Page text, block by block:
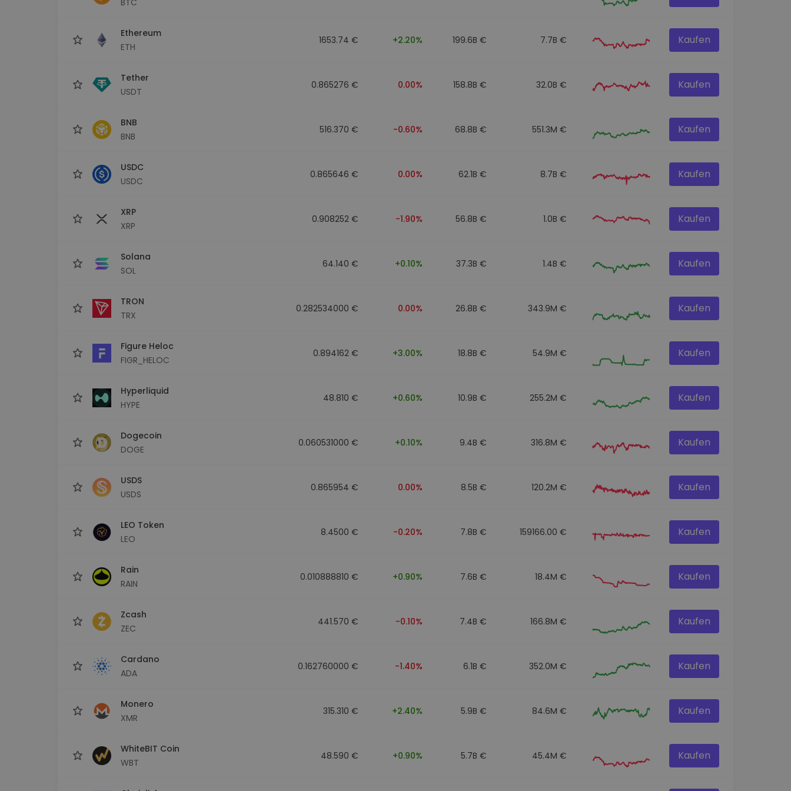
Finde deine Krypto-Strategie
Ethereum
ETH
1653.74 € +2.20% 199.6B € 7.7B € Kaufen
Tether
USDT
0.865276 € 0.00% 158.8B € 32.0B € Kaufen
BNB
BNB
516.370 € -0.60% 68.8B € 551.3M € Kaufen
USDC
USDC
0.865646 € 0.00% 62.1B € 8.7B € Kaufen
XRP
XRP
0.908252 € -1.90% 56.8B € 1.0B € Kaufen
Solana
SOL
64.140 € +0.10% 37.3B € 1.4B € Kaufen
TRON
TRX
0.282534000 € 0.00% 26.8B € 343.9M € Kaufen
Figure Heloc
FIGR_HELOC
0.894162 € +3.00% 18.8B € 54.9M € Kaufen
Hyperliquid
HYPE
48.810 € +0.60% 10.9B € 255.2M € Kaufen
Dogecoin
DOGE
0.060531000 € +0.10% 9.4B € 316.8M € Kaufen
USDS
USDS
0.865954 € 0.00% 8.5B € 120.2M € Kaufen
LEO Token
LEO
8.4500 € -0.20% 7.8B € 159166.00 € Kaufen
Rain
RAIN
0.010888810 € +0.90% 7.6B € 18.4M € Kaufen
Zcash
ZEC
441.570 € -0.10% 7.4B € 166.8M € Kaufen
Cardano
ADA
0.162760000 € -1.40% 6.1B € 352.0M € Kaufen
Monero
XMR
315.310 € +2.40% 5.9B € 84.6M € Kaufen
WhiteBIT Coin
WBT
48.590 € +0.90% 5.7B € 45.4M € Kaufen